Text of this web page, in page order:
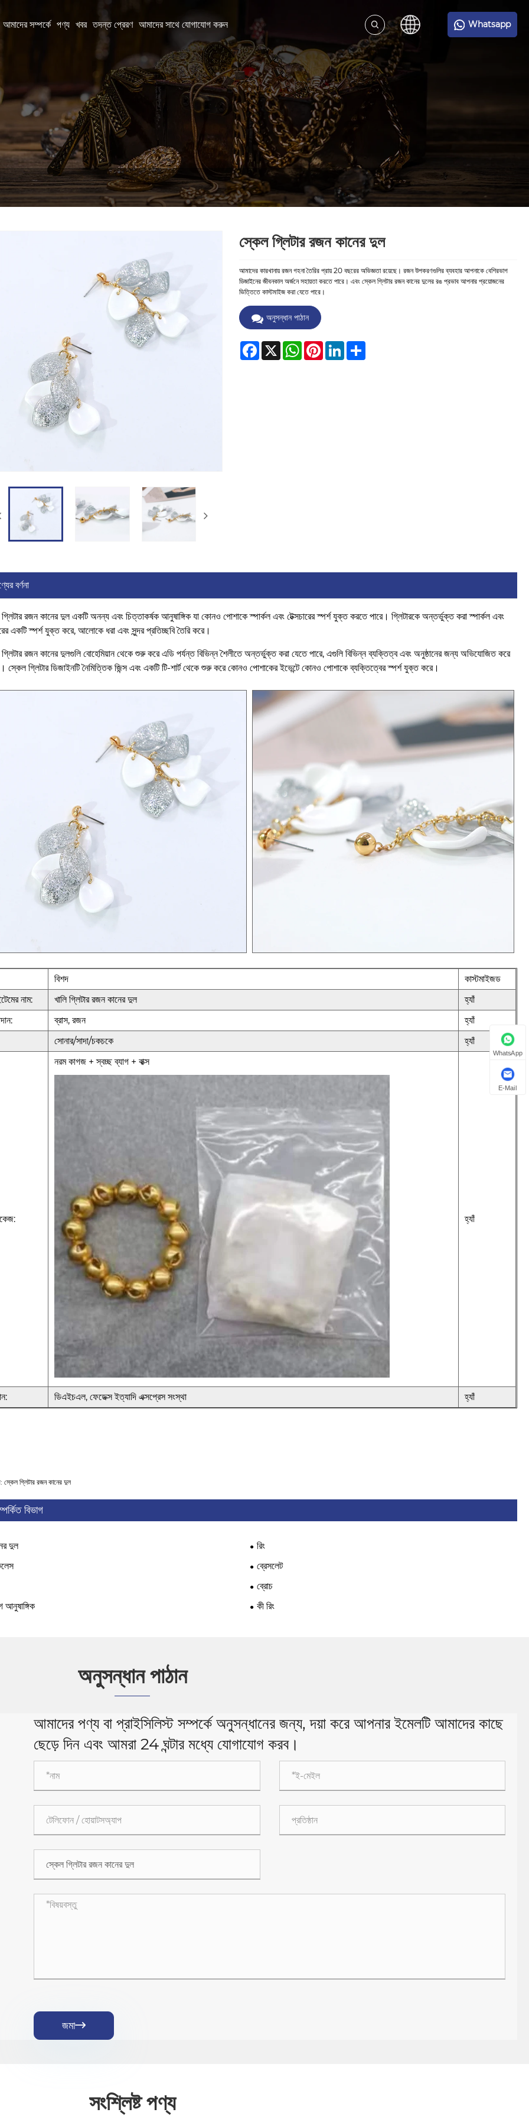
আমাদের সম্পর্কে পণ্য খবর তদন্ত প্রেরণ আমাদের সাথে যোগাযোগ করুন Whatsapp
স্কেল গ্লিটার রজন কানের দুল
আমাদের কারখানায় রজন গহনা তৈরির প্রায় 20 বছরের অভিজ্ঞতা রয়েছে। রজন উপকরণগুলির ব্যবহার আপনাকে বেশিরভাগ
ডিজাইনের জীবনকাল অর্জনে সহায়তা করতে পারে। এবং স্কেল গ্লিটার রজন কানের দুলের রঙ প্রভাব আপনার প্রয়োজনের
ভিত্তিতে কাস্টমাইজ করা যেতে পারে।
অনুসন্ধান পাঠান
Facebook
X WhatsAppPinterestLinkedInShare
বর্ণনা
রজন কানের দুল একটি অনন্য এবং চিত্তাকর্ষক আনুষাঙ্গিক যা কোনও পোশাকে স্পার্কল এবং টেক্সচারের স্পর্শ যুক্ত করতে পারে। গ্লিটারকে অন্তর্ভুক্ত করা স্পার্কল এবং
একটি স্পর্শ যুক্ত করে, আলোকে ধরা এবং সুন্দর প্রতিচ্ছবি তৈরি করে।
রজন কানের দুলগুলি বোহেমিয়ান থেকে শুরু করে এডি পর্যন্ত বিভিন্ন শৈলীতে অন্তর্ভুক্ত করা যেতে পারে, এগুলি বিভিন্ন ব্যক্তিত্ব এবং অনুষ্ঠানের জন্য অভিযোজিত করে
স্কেল গ্লিটার ডিজাইনটি নৈমিত্তিক জিন্স এবং একটি টি-শার্ট থেকে শুরু করে কোনও পোশাকের ইভেন্টে কোনও পোশাকে ব্যক্তিত্বের স্পর্শ যুক্ত করে।
বিশদ
কাস্টমাইজড
নাম:
খালি গ্লিটার রজন কানের দুল
হ্যাঁ
ব্রাস, রজন
হ্যাঁ
সোনার/সাদা/চকচকে
হ্যাঁ
নরম কাগজ + স্বচ্ছ ব্যাগ + বাক্স
হ্যাঁ
ডিএইচএল, ফেডেক্স ইত্যাদি এক্সপ্রেস সংস্থা হ্যাঁ
স্কেল গ্লিটার রজন কানের দুল
বিভাগ
দুল
রিং
ব্রেসলেট
ব্রোচ
আনুষাঙ্গিক
কী রিং
অনুসন্ধান পাঠান
আমাদের পণ্য বা প্রাইসিলিস্ট সম্পর্কে অনুসন্ধানের জন্য, দয়া করে আপনার ইমেলটি আমাদের কাছে
ছেড়ে দিন এবং আমরা 24 ঘন্টার মধ্যে যোগাযোগ করব।
জমা
সংশ্লিষ্ট পণ্য
WhatsApp
E-Mail